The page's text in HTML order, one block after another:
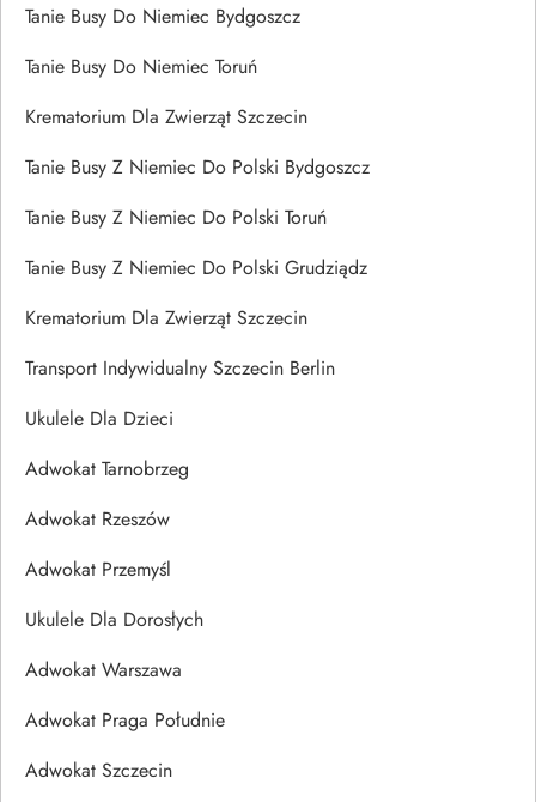
Tanie Busy Do Niemiec Bydgoszcz
Tanie Busy Do Niemiec Toruń
Krematorium Dla Zwierząt Szczecin
Tanie Busy Z Niemiec Do Polski Bydgoszcz
Tanie Busy Z Niemiec Do Polski Toruń
Tanie Busy Z Niemiec Do Polski Grudziądz
Krematorium Dla Zwierząt Szczecin
Transport Indywidualny Szczecin Berlin
Ukulele Dla Dzieci
Adwokat Tarnobrzeg
Adwokat Rzeszów
Adwokat Przemyśl
Ukulele Dla Dorosłych
Adwokat Warszawa
Adwokat Praga Południe
Adwokat Szczecin